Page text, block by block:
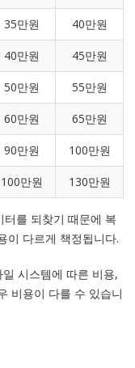
35만원 40만원
40만원 45만원
50만원 55만원
60만원 65만원
90만원 100만원
100만원 130만원
터를 되찾기 때문에 복
이 다르게 책정됩니다.
시스템에 따른 비용,
비용이 다를 수 있습니